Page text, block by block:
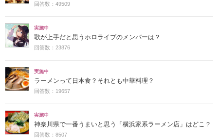
回答数：49509
実施中
歌が上手だと思うホロライブのメンバーは？
回答数：23876
実施中
ラーメンって日本食？それとも中華料理？
回答数：19657
実施中
神奈川県で一番うまいと思う「横浜家系ラーメン店」はどこ？
回答数：8507